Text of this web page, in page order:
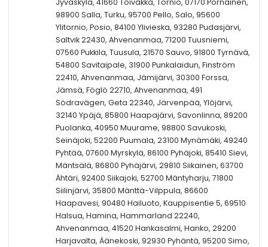
98900 Salla, Turku, 95700 Pello, Salo, 95600
Ylitornio, Posio, 84100 Ylivieska, 93280 Pudasjärvi,
Saltvik 22430, Ahvenanmaa, 71200 Tuusniemi,
07560 Pukkila, Tuusula, 21570 Sauvo, 91800 Tyrnävä,
54800 Savitaipale, 31900 Punkalaidun, Finström
22410, Ahvenanmaa, Jämijärvi, 30300 Forssa,
Jämsä, Föglö 22710, Ahvenanmaa, 491
Södravägen, Geta 22340, Järvenpää, Ylöjärvi,
32140 Ypäjä, 85800 Haapajärvi, Savonlinna, 89200
Puolanka, 40950 Muurame, 98800 Savukoski,
Seinäjoki, 52200 Puumala, 23100 Mynämäki, 49240
Pyhtää, 07600 Myrskylä, 86100 Pyhäjoki, 85410 Sievi,
Mäntsälä, 86800 Pyhäjärvi, 29810 Siikainen, 63700
Ähtäri, 92400 Siikajoki, 52700 Mäntyharju, 71800
Siilinjärvi, 35800 Mänttä-Vilppula, 86600
Haapavesi, 90480 Hailuoto, Kauppisentie 5, 69510
Halsua, Hamina, Hammarland 22240,
Ahvenanmaa, 41520 Hankasalmi, Hanko, 29200
Harjavalta, Äänekoski, 92930 Pyhäntä, 95200 Simo,